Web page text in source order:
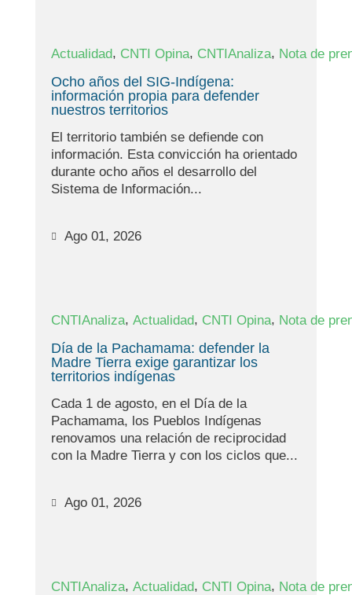
Actualidad, CNTI Opina, CNTIAnaliza, Nota de
Ocho años del SIG-Indígena:
información propia para defender
nuestros territorios
El territorio también se defiende con
información. Esta convicción ha orientado
durante ocho años el desarrollo del
Sistema de Información...
Ago 01, 2026
CNTIAnaliza, Actualidad, CNTI Opina, Nota de
Día de la Pachamama: defender la
Madre Tierra exige garantizar los
territorios indígenas
Cada 1 de agosto, en el Día de la
Pachamama, los Pueblos Indígenas
renovamos una relación de reciprocidad
con la Madre Tierra y con los ciclos que...
Ago 01, 2026
CNTIAnaliza, Actualidad, CNTI Opina, Nota de